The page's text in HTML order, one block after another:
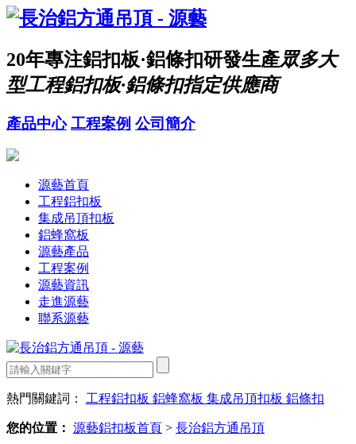
20年專注鋁扣板·鋁條扣研發生產眾多大
型工程鋁扣板·鋁條扣指定供應商
產品中心 工程案例 公司簡介
源藝首頁
工程鋁扣板
集成吊頂扣板
鋁蜂窩板
源藝產品
工程案例
源藝資訊
走進源藝
聯系源藝
熱門關鍵詞： 工程鋁扣板 鋁蜂窩板 集成吊頂扣板 鋁條扣
您的位置： 源藝鋁扣板首頁 > 長治鋁方通吊頂